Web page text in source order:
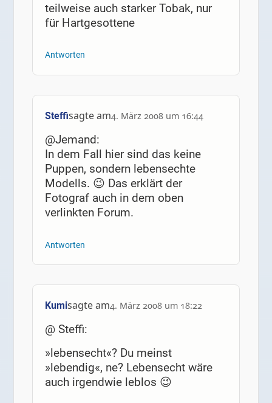
teilweise auch starker Tobak, nur
für Hartgesottene
Antworten
Steffisagte am4. März 2008 um 16:44
@Jemand:
In dem Fall hier sind das keine
Puppen, sondern lebensechte
Modells. 😉 Das erklärt der
Fotograf auch in dem oben
verlinkten Forum.
Antworten
Kumisagte am4. März 2008 um 18:22
@ Steffi:
»lebensecht«? Du meinst
»lebendig«, ne? Lebensecht wäre
auch irgendwie leblos 😉